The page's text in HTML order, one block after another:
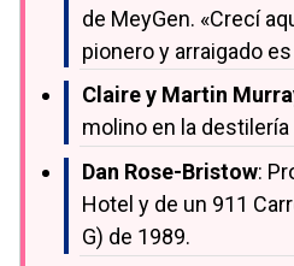
de MeyGen. «Crecí
pionero y arraigado
Claire y Martin
molino en la destilería
Dan Rose-Bristow:
Hotel y de un 911
G) de 1989.